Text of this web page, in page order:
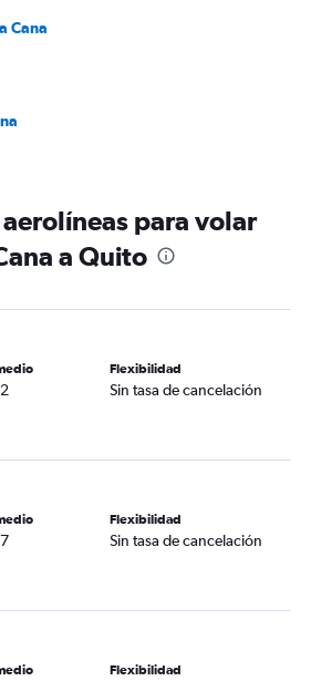
Cana
aerolíneas para volar
a Quito
Flexibilidad
Sin tasa de cancelación
Flexibilidad
Sin tasa de cancelación
Flexibilidad